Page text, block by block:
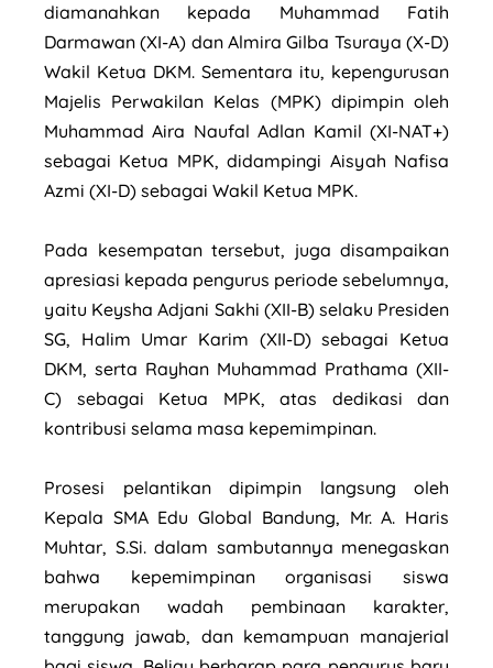
diamanahkan kepada Muhammad Fatih
Darmawan (XI-A) dan Almira Gilba Tsuraya (X-D)
Wakil Ketua DKM. Sementara itu, kepengurusan
Majelis Perwakilan Kelas (MPK) dipimpin oleh
Muhammad Aira Naufal Adlan Kamil (XI-NAT+)
sebagai Ketua MPK, didampingi Aisyah Nafisa
Azmi (XI-D) sebagai Wakil Ketua MPK.
Pada kesempatan tersebut, juga disampaikan
apresiasi kepada pengurus periode sebelumnya,
yaitu Keysha Adjani Sakhi (XII-B) selaku Presiden
SG, Halim Umar Karim (XII-D) sebagai Ketua
DKM, serta Rayhan Muhammad Prathama (XII-
C) sebagai Ketua MPK, atas dedikasi dan
kontribusi selama masa kepemimpinan.
Prosesi pelantikan dipimpin langsung oleh
Kepala SMA Edu Global Bandung, Mr. A. Haris
Muhtar, S.Si. dalam sambutannya menegaskan
bahwa kepemimpinan organisasi siswa
merupakan wadah pembinaan karakter,
tanggung jawab, dan kemampuan manajerial